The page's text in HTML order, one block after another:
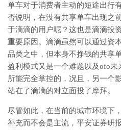
单车对于消费者主动的短途出行
否说明，在没有共享单车出现之
于滴滴的用户呢？这也是滴滴投
重要原因。滴滴虽然可以通过资
品类之中，但本身不挣钱的共享
盈利模式又是一个难题以及ofo
所能完全掌控的，况且，另一个
站在了滴滴的对立面投了摩拜。
尽管如此，在当前的城市环境下
补充而不会是主流，平安证券研